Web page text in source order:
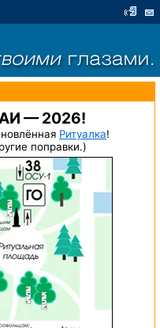
— 2026!
Ритуалка!
поправки.)